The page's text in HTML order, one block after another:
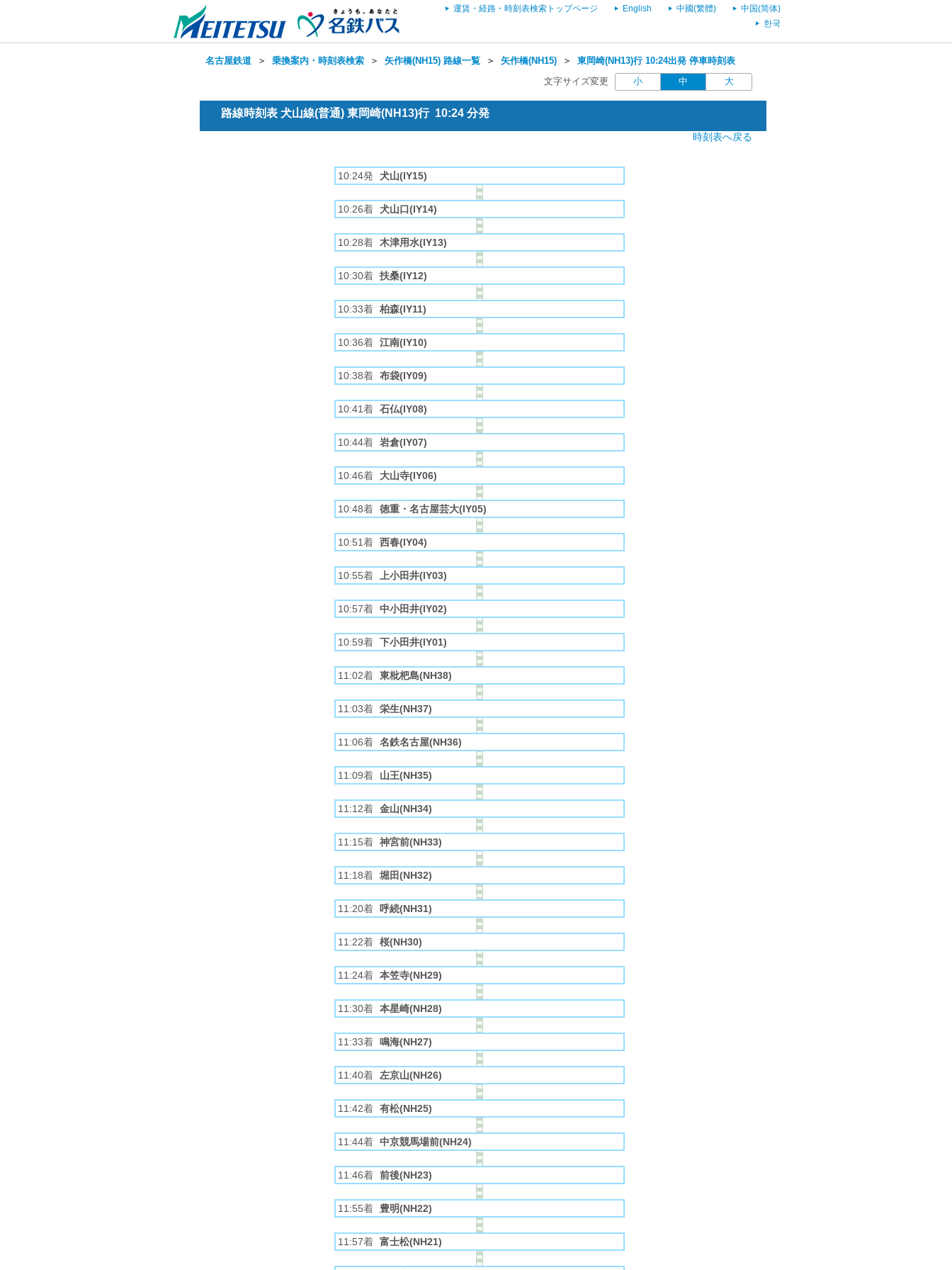
運賃・経路・時刻表検索トップページ English 中國(繁體)
中国(简体)
한국
名古屋鉄道 ＞ 乗換案内・時刻表検索 ＞ 矢作橋(NH15) 路線一覧 ＞ 矢作橋(NH15) ＞ 東岡崎(NH13)行 10:24出発 停車時刻表
文字サイズ変更 小 中 大
路線時刻表 犬山線(普通) 東岡崎(NH13)行 10:24 分発
時刻表へ戻る
10:24発 犬山(IY15)
10:26着 犬山口(IY14)
10:28着 木津用水(IY13)
10:30着 扶桑(IY12)
10:33着 柏森(IY11)
10:36着 江南(IY10)
10:38着 布袋(IY09)
10:41着 石仏(IY08)
10:44着 岩倉(IY07)
10:46着 大山寺(IY06)
10:48着 徳重・名古屋芸大(IY05)
10:51着 西春(IY04)
10:55着 上小田井(IY03)
10:57着 中小田井(IY02)
10:59着 下小田井(IY01)
11:02着 東枇杷島(NH38)
11:03着 栄生(NH37)
11:06着 名鉄名古屋(NH36)
11:09着 山王(NH35)
11:12着 金山(NH34)
11:15着 神宮前(NH33)
11:18着 堀田(NH32)
11:20着 呼続(NH31)
11:22着 桜(NH30)
11:24着 本笠寺(NH29)
11:30着 本星崎(NH28)
11:33着 鳴海(NH27)
11:40着 左京山(NH26)
11:42着 有松(NH25)
11:44着 中京競馬場前(NH24)
11:46着 前後(NH23)
11:55着 豊明(NH22)
11:57着 富士松(NH21)